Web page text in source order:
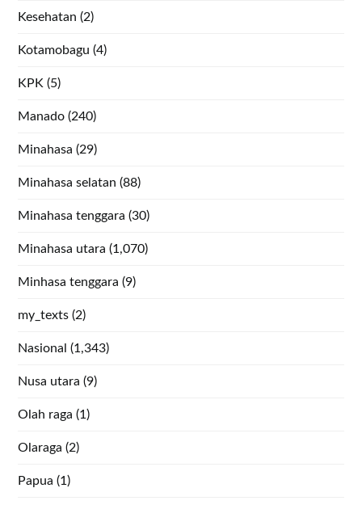
Kesehatan (2)
Kotamobagu (4)
KPK (5)
Manado (240)
Minahasa (29)
Minahasa selatan (88)
Minahasa tenggara (30)
Minahasa utara (1,070)
Minhasa tenggara (9)
my_texts (2)
Nasional (1,343)
Nusa utara (9)
Olah raga (1)
Olaraga (2)
Papua (1)